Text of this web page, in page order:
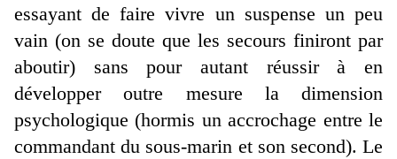
essayant de faire vivre un suspense un peu
vain (on se doute que les secours finiront par
aboutir) sans pour autant réussir à en
développer outre mesure la dimension
psychologique (hormis un accrochage entre le
commandant du sous-marin et son second). Le